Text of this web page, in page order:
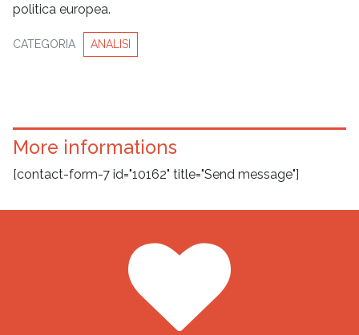
politica europea.
CATEGORIA ANALISI
More informations
[contact-form-7 id="10162" title="Send message"]